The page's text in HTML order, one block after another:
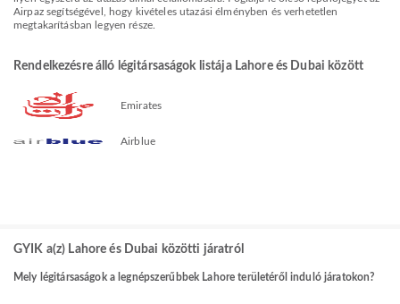
Airpaz segítségével, hogy kivételes utazási élményben és verhetetlen
megtakarításban legyen része.
Rendelkezésre álló légitársaságok listája Lahore és Dubai között
Emirates
Airblue
GYIK a(z) Lahore és Dubai közötti járatról
Mely légitársaságok a legnépszerűbbek Lahore területéről induló járatokon?